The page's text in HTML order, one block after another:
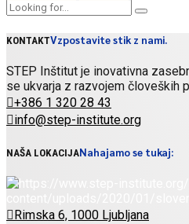
KONTAKTVzpostavite stik z nami.
STEP Inštitut je inovativna
se ukvarja z razvojem človeških
+386 1 320 28 43
info@step-institute.org
NAŠA LOKACIJANahajamo se tukaj:
Rimska 6, 1000 Ljubljana